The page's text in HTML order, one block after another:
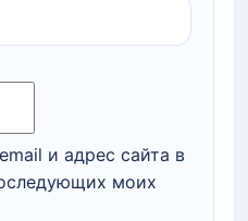
и адрес сайта в
моих